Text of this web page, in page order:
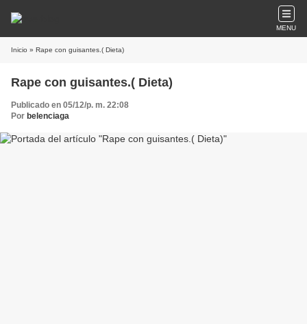
MENU
Inicio » Rape con guisantes.( Dieta)
Rape con guisantes.( Dieta)
Publicado en 05/12/p. m. 22:08
Por belenciaga